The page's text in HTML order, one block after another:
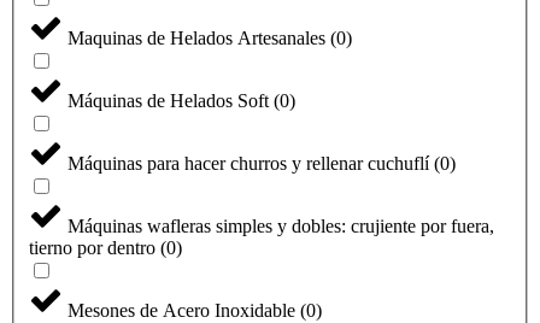
Maquinas de Helados Artesanales (0)
Máquinas de Helados Soft (0)
Máquinas para hacer churros y rellenar cuchuflí (0)
Máquinas wafleras simples y dobles: crujiente por fuera,
tierno por dentro (0)
Mesones de Acero Inoxidable (0)